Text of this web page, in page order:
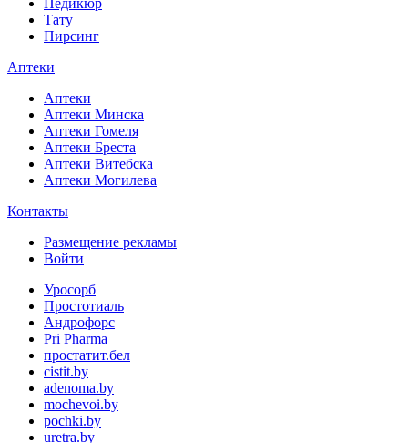
Тату
Пирсинг
Аптеки
Аптеки
Аптеки Минска
Аптеки Гомеля
Аптеки Бреста
Аптеки Витебска
Аптеки Могилева
Контакты
Размещение рекламы
Войти
Уросорб
Простотиаль
Андрофорс
Pri Pharma
простатит.бел
cistit.by
adenoma.by
mochevoi.by
pochki.by
uretra.by